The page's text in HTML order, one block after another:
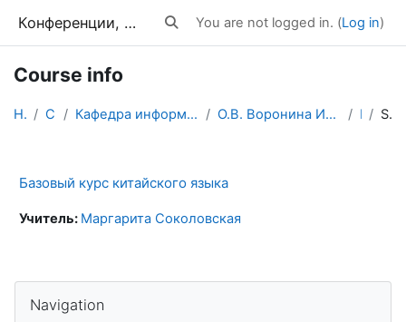
Конференции, тренинги, вебинары Toggle search input
You are not logged in. (Log in)
Course info
Home Courses Кафедра информатики и методики обучения информатике О.В. Воронина Информационные технологии в професси... КИТ Summary
Базовый курс китайского языка
Учитель: Маргарита Соколовская
Blocks
Navigation